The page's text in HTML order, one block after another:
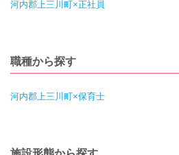
河内郡上三川町×正社員
職種から探す
河内郡上三川町×保育士